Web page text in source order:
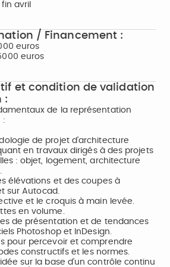
avril
/ Financement :
euros
euros
et condition de validation
:
de la représentation
:
de projet d’architecture
en travaux dirigés à des projets
: objet, logement, architecture
élévations et des coupes à
sur Autocad.
et le croquis à main levée.
en volume.
de présentation et de tendances
Photoshop et InDesign.
pour percevoir et comprendre
constructifs et les normes.
sur la base d’un contrôle continu